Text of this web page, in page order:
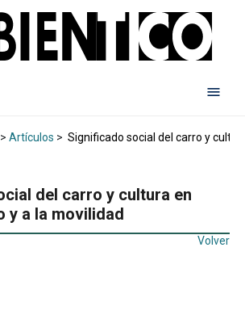
> Artículos > Significado social del carro y
del carro y cultura en
y a la movilidad
Volver